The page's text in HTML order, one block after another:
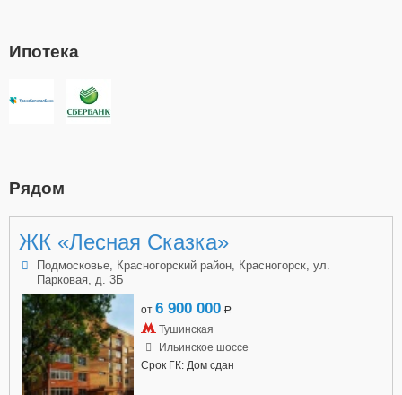
Ипотека
Рядом
ЖК «Лесная Сказка»
Подмосковье, Красногорский район, Красногорск, ул.
Парковая, д. 3Б
от 6 900 000 a
Тушинская
Ильинское шоссе
Срок ГК: Дом сдан